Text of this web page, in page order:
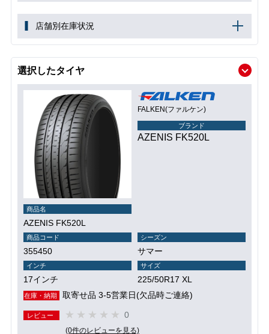
店舗別在庫状況
選択したタイヤ
FALKEN(ファルケン)
ブランド
AZENIS FK520L
商品名
AZENIS FK520L
商品コード
355450
シーズン
サマー
インチ
17インチ
サイズ
225/50R17 XL
在庫・納期 取寄せ品 3-5営業日(欠品時ご連絡)
レビュー 0
(0件のレビューを見る)